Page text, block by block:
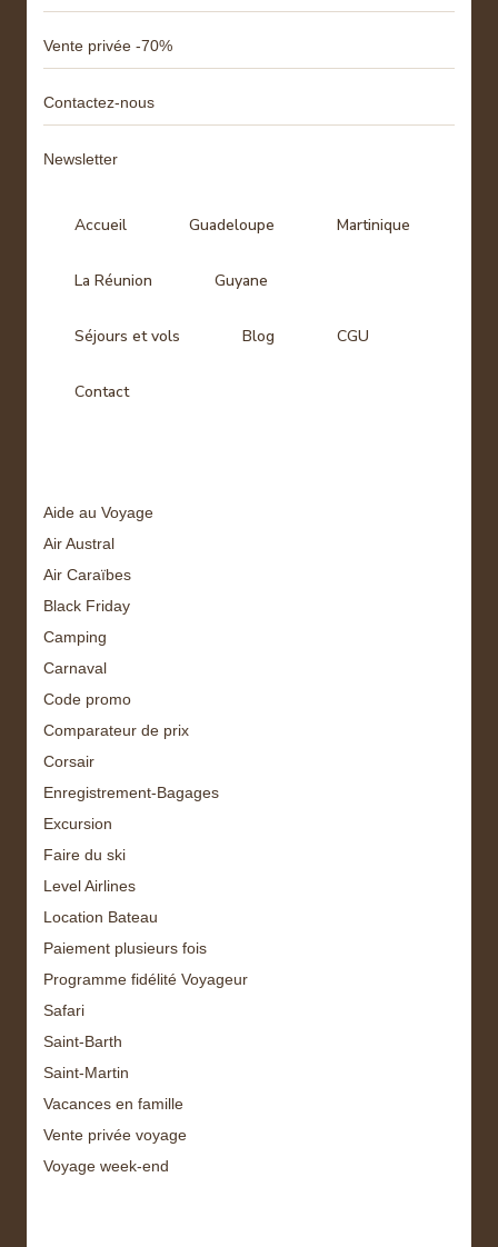
Vente privée -70%
Contactez-nous
Newsletter
Accueil Guadeloupe Martinique
La Réunion Guyane
Séjours et vols Blog CGU
Contact
Aide au Voyage
Air Austral
Air Caraïbes
Black Friday
Camping
Carnaval
Code promo
Comparateur de prix
Corsair
Enregistrement-Bagages
Excursion
Faire du ski
Level Airlines
Location Bateau
Paiement plusieurs fois
Programme fidélité Voyageur
Safari
Saint-Barth
Saint-Martin
Vacances en famille
Vente privée voyage
Voyage week-end